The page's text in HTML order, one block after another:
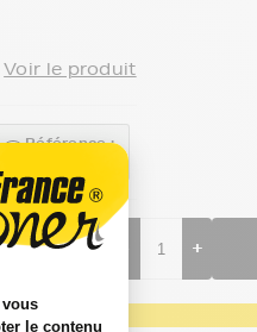
Voir le produit
Référence :
+